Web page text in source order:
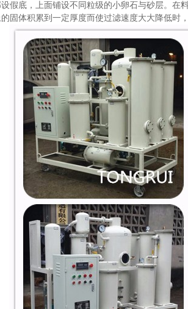
假底，上面铺设不同粒级的小卵石与砂层。在
固体积累到一定厚度而使过滤速度大大降低时